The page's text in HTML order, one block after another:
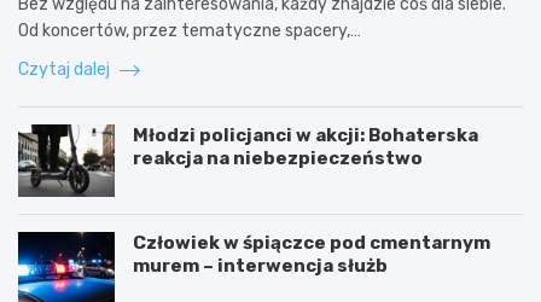
Bez względu na zainteresowania, każdy znajdzie coś dla siebie.
Od koncertów, przez tematyczne spacery,…
Czytaj dalej
Młodzi policjanci w akcji: Bohaterska
reakcja na niebezpieczeństwo
Człowiek w śpiączce pod cmentarnym
murem – interwencja służb